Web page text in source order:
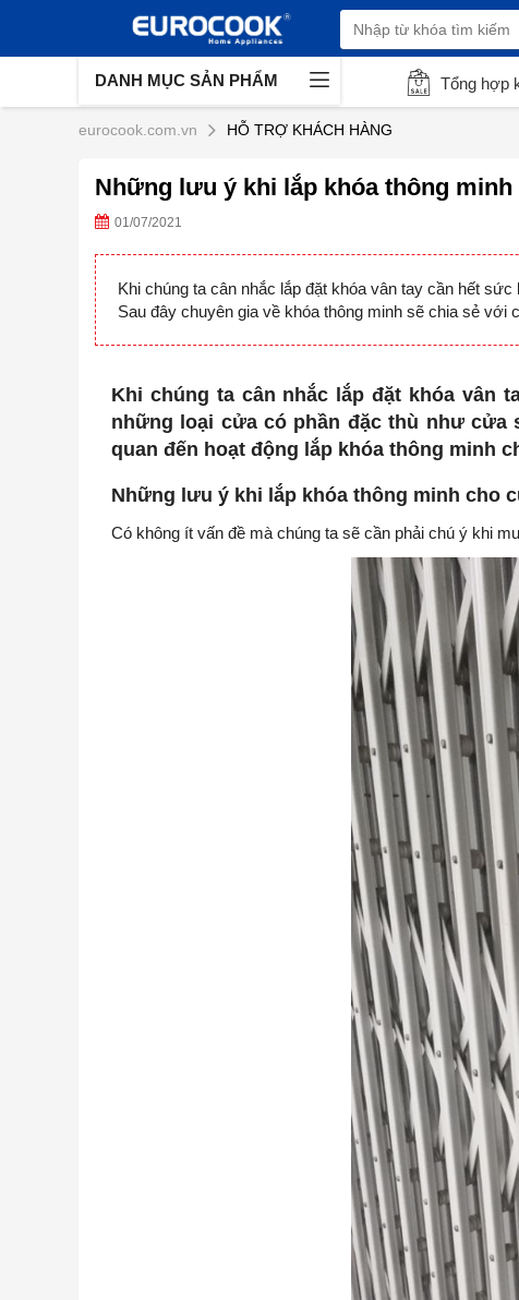
DANH MỤC SẢN PHẨM Tổng hợp
eurocook.com.vn HỖ TRỢ KHÁCH HÀNG
Những lưu ý khi lắp khóa thông
01/07/2021
Khi chúng ta cân nhắc lắp đặt khóa vân tay cần hết
Sau đây chuyên gia về khóa thông minh sẽ chia sẻ với
Khi chúng ta cân nhắc lắp đặt khóa vân
những loại cửa có phần đặc thù như cửa
quan đến hoạt động lắp khóa thông minh
Những lưu ý khi lắp khóa thông minh cho
Có không ít vấn đề mà chúng ta sẽ cần phải chú ý khi